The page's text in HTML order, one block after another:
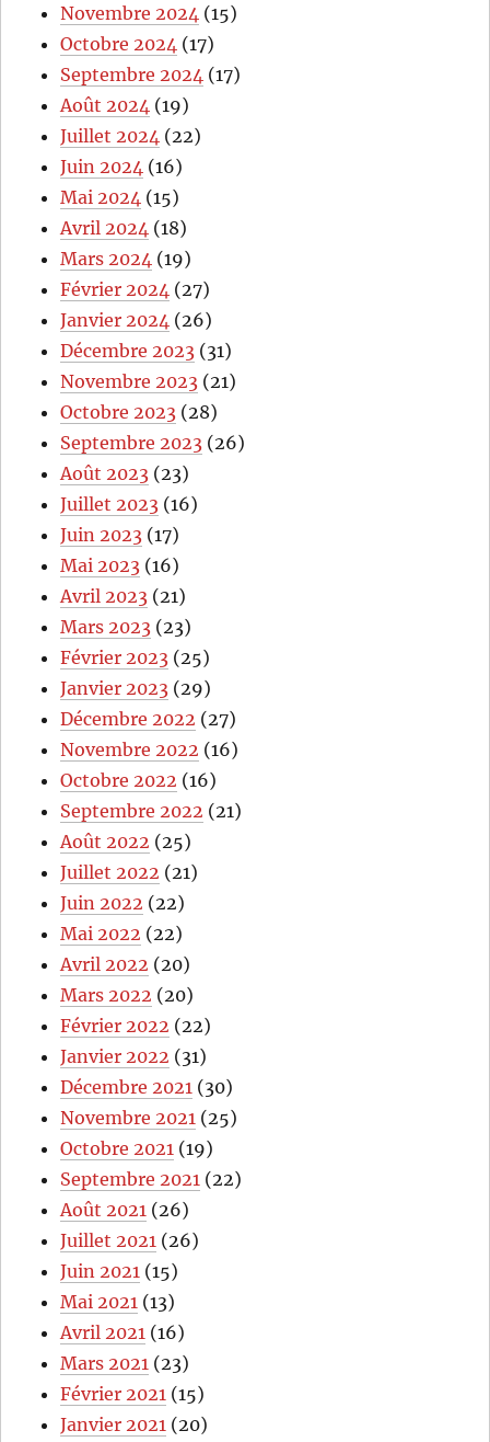
Novembre 2024 (15)
Octobre 2024 (17)
Septembre 2024 (17)
Août 2024 (19)
Juillet 2024 (22)
Juin 2024 (16)
Mai 2024 (15)
Avril 2024 (18)
Mars 2024 (19)
Février 2024 (27)
Janvier 2024 (26)
Décembre 2023 (31)
Novembre 2023 (21)
Octobre 2023 (28)
Septembre 2023 (26)
Août 2023 (23)
Juillet 2023 (16)
Juin 2023 (17)
Mai 2023 (16)
Avril 2023 (21)
Mars 2023 (23)
Février 2023 (25)
Janvier 2023 (29)
Décembre 2022 (27)
Novembre 2022 (16)
Octobre 2022 (16)
Septembre 2022 (21)
Août 2022 (25)
Juillet 2022 (21)
Juin 2022 (22)
Mai 2022 (22)
Avril 2022 (20)
Mars 2022 (20)
Février 2022 (22)
Janvier 2022 (31)
Décembre 2021 (30)
Novembre 2021 (25)
Octobre 2021 (19)
Septembre 2021 (22)
Août 2021 (26)
Juillet 2021 (26)
Juin 2021 (15)
Mai 2021 (13)
Avril 2021 (16)
Mars 2021 (23)
Février 2021 (15)
Janvier 2021 (20)